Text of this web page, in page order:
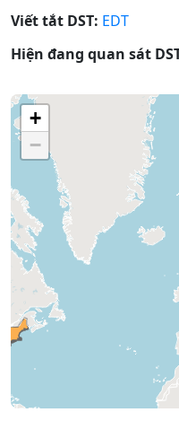
Viết tắt DST: EDT
Hiện đang quan sát
+
−